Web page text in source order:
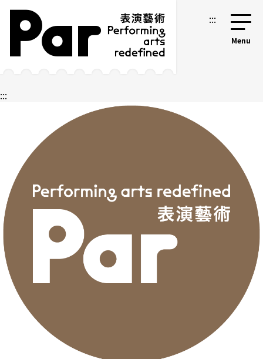
跳到主要內容區塊
網站導覽 :::
:::